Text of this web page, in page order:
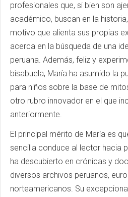
profesionales que, si bien son
académico, buscan en la
motivo que alienta sus propias
acerca en la búsqueda de una
peruana. Además, feliz y
bisabuela, María ha asumido la
para niños sobre la base de
otro rubro innovador en el que
anteriormente.
El principal mérito de María es
sencilla conduce al lector hacia
ha descubierto en crónicas y
diversos archivos peruanos,
norteamericanos. Su